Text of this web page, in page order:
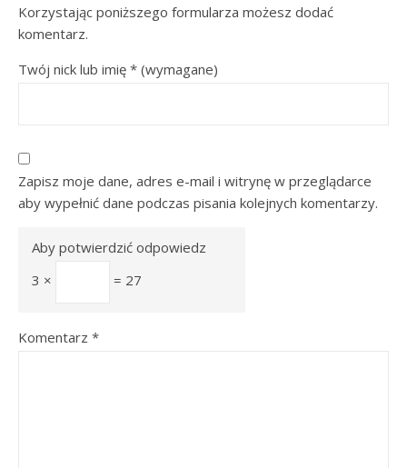
Korzystając poniższego formularza możesz dodać
komentarz.
Twój nick lub imię * (wymagane)
Zapisz moje dane, adres e-mail i witrynę w przeglądarce
aby wypełnić dane podczas pisania kolejnych komentarzy.
Aby potwierdzić odpowiedz
3 ×
= 27
Komentarz *